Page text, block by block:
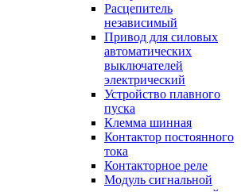
Расцепитель
независимый
Привод для силовых
автоматических
выключателей
электрический
Устройство плавного
пуска
Клемма шинная
Контактор постоянного
тока
Контакторное реле
Модуль сигнальной